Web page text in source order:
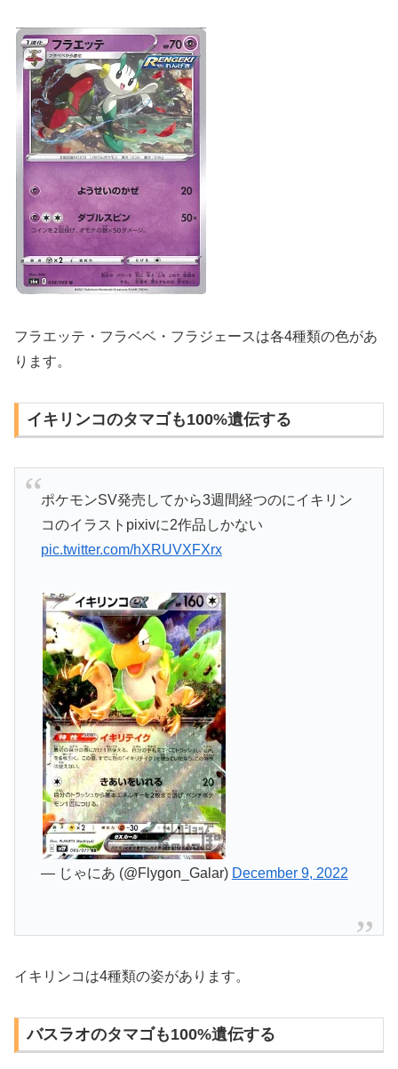
フラエッテ・フラベベ・フラジェースは各4種類の色があ
ります。
イキリンコのタマゴも100%遺伝する
ポケモンSV発売してから3週間経つのにイキリン
コのイラストpixivに2作品しかない
pic.twitter.com/hXRUVXFXrx
— じゃにあ (@Flygon_Galar) December 9, 2022
イキリンコは4種類の姿があります。
バスラオのタマゴも100%遺伝する